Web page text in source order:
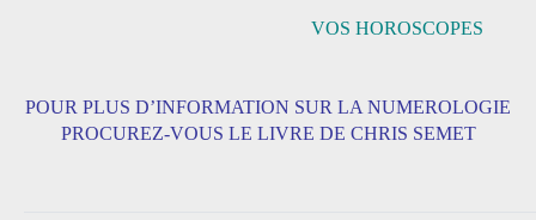
VOS HOROSCOPES
POUR PLUS D’INFORMATION SUR LA NUMEROLOGIE
PROCUREZ-VOUS LE LIVRE DE CHRIS SEMET